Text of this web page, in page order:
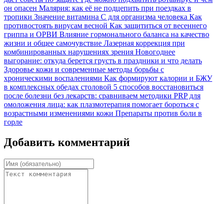
он опасен Малярия: как её не подцепить при поездках в
тропики Значение витамина С для организма человека Как
противостоять вирусам весной Как защититься от весеннего
гриппа и ОРВИ Влияние гормонального баланса на качество
жизни и общее самочувствие Лазерная коррекция при
комбинированных нарушениях зрения Новогоднее
выгорание: откуда берется грусть в праздники и что делать
Здоровье кожи и современные методы борьбы с
хроническими воспалениями Как формируют калории и БЖУ
в комплексных обедах столовой 5 способов восстановиться
после болезни без лекарств: сравниваем методики PRP для
омоложения лица: как плазмотерапия помогает бороться с
возрастными изменениями кожи Препараты против боли в
горле
Добавить комментарий